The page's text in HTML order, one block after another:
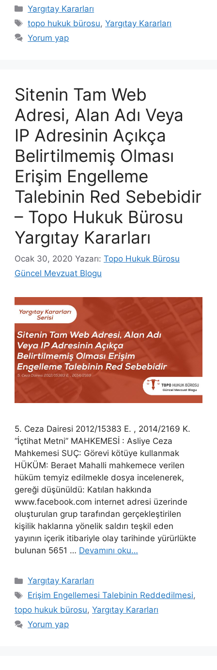
Kategoriler
Yargıtay Kararları
Etiketler
topo hukuk bürosu,Yargıtay Kararları
Yorum yap
Sitenin Tam Web
Adresi, Alan Adı Veya
IP Adresinin Açıkça
Belirtilmemiş Olması
Erişim Engelleme
Talebinin Red Sebebidir
– Topo Hukuk Bürosu
Yargıtay Kararları
Ocak 30, 2020 Yazarı: Topo Hukuk Bürosu
Güncel Mevzuat Blogu
5. Ceza Dairesi 2012/15383 E. , 2014/2169 K.
“İçtihat Metni” MAHKEMESİ : Asliye Ceza
Mahkemesi SUÇ: Görevi kötüye kullanmak
HÜKÜM: Beraet Mahalli mahkemece verilen
hüküm temyiz edilmekle dosya incelenerek,
gereği düşünüldü: Katılan hakkında
www.facebook.com internet adresi üzerinde
oluşturulan grup tarafından gerçekleştirilen
kişilik haklarına yönelik saldırı teşkil eden
yayının içerik itibariyle olay tarihinde yürürlükte
bulunan 5651 … Devamını oku…
Kategoriler
Yargıtay Kararları
Etiketler
Erişim Engellemesi Talebinin Reddedilmesi,
topo hukuk bürosu, Yargıtay Kararları
Yorum yap